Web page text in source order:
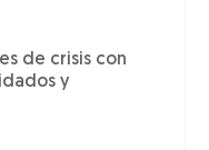
de crisis con
y